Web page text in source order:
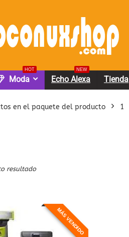
HOT
Moda
NEW
Echo Alexa Tienda
en el paquete del producto 1
resultado
MÁS VENDIDO